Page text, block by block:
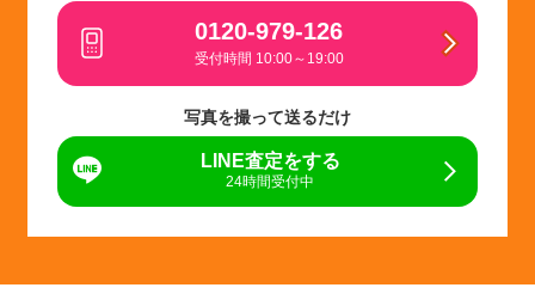
0120-979-126
受付時間 10:00～19:00
写真を撮って送るだけ
LINE査定をする
24時間受付中